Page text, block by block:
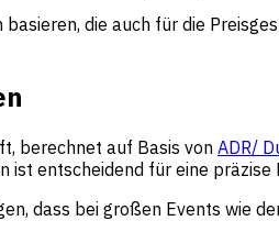
die auch für die
berechnet auf Basis von ADR/
entscheidend für eine
dass bei großen Events wie